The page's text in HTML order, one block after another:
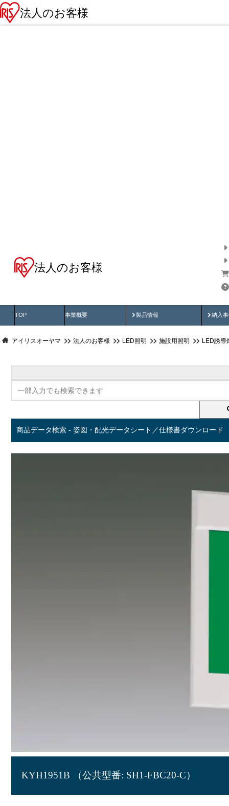
法人のお客様
法人のお客様
TOP 事業概要 製品情報
製品動画 納入
納
アイリスオーヤマ 法人のお客様 LED照明 施設用照明 LED誘導
商品データ検索 - 姿図・配光データシート／仕様書ダウンロード
KYH1951B （公共型番: SH1-FBC20-C）